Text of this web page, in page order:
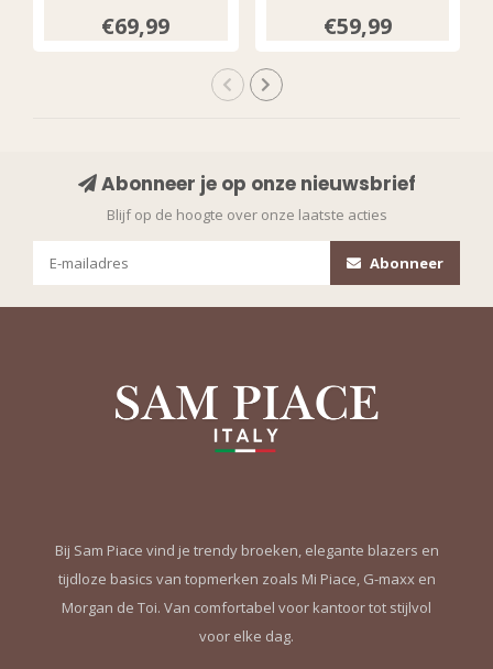
Multicolour
€69,99 €59,99
Abonneer je op onze nieuwsbrief
Blijf op de hoogte over onze laatste acties
Abonneer
Bij Sam Piace vind je trendy broeken, elegante blazers en
tijdloze basics van topmerken zoals Mi Piace, G-maxx en
Morgan de Toi. Van comfortabel voor kantoor tot stijlvol
voor elke dag.